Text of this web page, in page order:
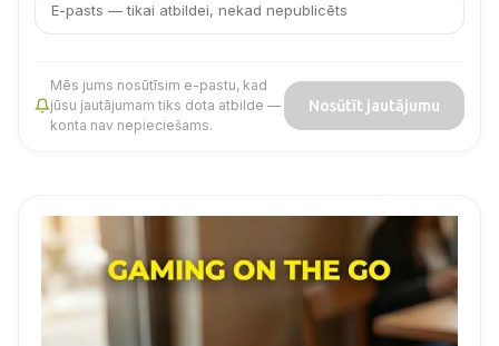
Mēs jums nosūtīsim e-pastu, kad
jūsu jautājumam tiks dota atbilde —
konta nav nepieciešams.
Nosūtīt jautājumu